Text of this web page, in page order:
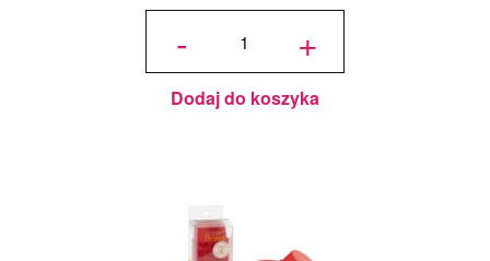
-
ilość
Czarne
32 x 22
mm -
200 szt.
- Decora
+
Dodaj do koszyka